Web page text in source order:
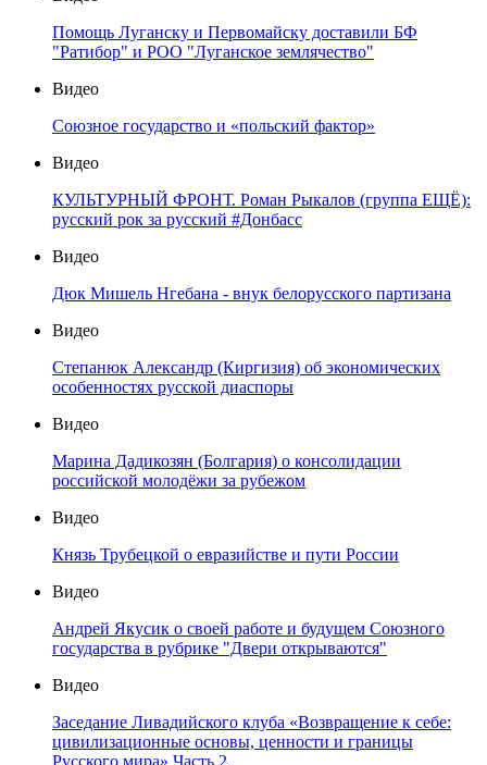
Помощь Луганску и Первомайску доставили БФ
"Ратибор" и РОО "Луганское землячество"
Видео
Союзное государство и «польский фактор»
Видео
КУЛЬТУРНЫЙ ФРОНТ. Роман Рыкалов (группа ЕЩЁ):
русский рок за русский #Донбасс
Видео
Дюк Мишель Нгебана - внук белорусского партизана
Видео
Степанюк Александр (Киргизия) об экономических
особенностях русской диаспоры
Видео
Марина Дадикозян (Болгария) о консолидации
российской молодёжи за рубежом
Видео
Князь Трубецкой о евразийстве и пути России
Видео
Андрей Якусик о своей работе и будущем Союзного
государства в рубрике "Двери открываются"
Видео
Заседание Ливадийского клуба «Возвращение к себе:
цивилизационные основы, ценности и границы